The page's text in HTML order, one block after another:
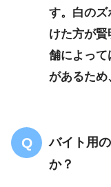
す。 白のズ
けた方が賢
舗によって
があるため
バイト用
か？